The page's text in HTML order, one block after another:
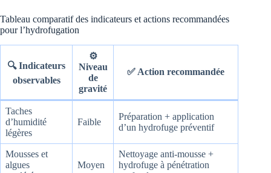
Tableau comparatif des indicateurs et actions recommandées
pour l’hydrofugation
🔍 Indicateurs
observables
⚙️
Niveau
de
gravité
✅ Action recommandée
Taches
d’humidité
légères
Faible
Préparation + application
d’un hydrofuge préventif
Mousses et
algues
Moyen
Nettoyage anti-mousse +
hydrofuge à pénétration